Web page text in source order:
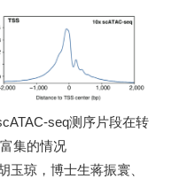
seq测序片段在转
集的情况
琼，博士生蒋振寰、